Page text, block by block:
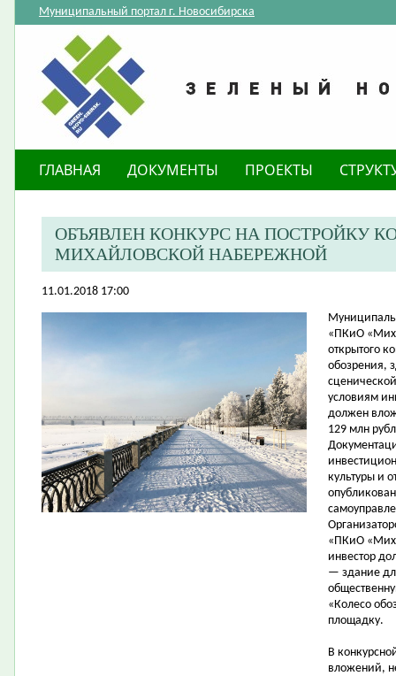
Муниципальный портал г. Новосибирска
ГЛАВНАЯ ДОКУМЕНТЫ ПРОЕКТЫ
ОБЪЯВЛЕН КОНКУРС НА ПОСТРОЙКУ
МИХАЙЛОВСКОЙ НАБЕРЕЖНОЙ
11.01.2018 17:00
«ПКиО
открытого
обозрения,
условиям
должен
129 млн
культуры и
«ПКиО
инвестор
— здание
«Колесо
площадку.
В
вложений,